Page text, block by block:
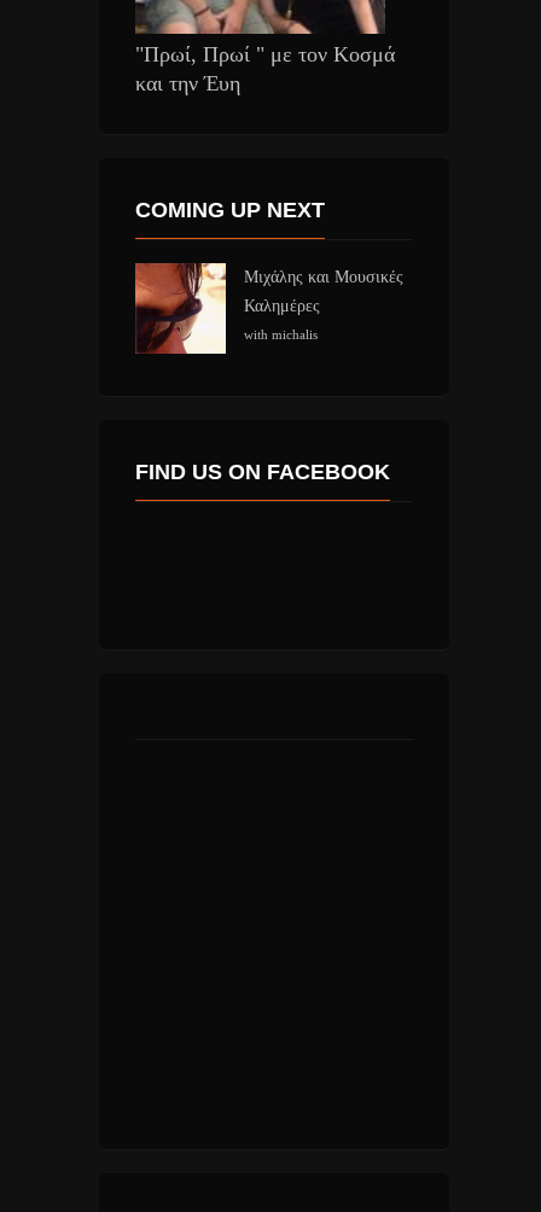
"Πρωί, Πρωί " με τον Κοσμά
και την Έυη
COMING UP NEXT
Μιχάλης και Μουσικές
Καλημέρες
with michalis
FIND US ON FACEBOOK